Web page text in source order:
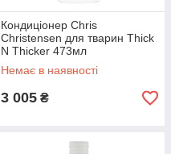
Кондиціонер Chris
Christensen для тварин Thick
N Thicker 473мл
Немає в наявності
3 005 ₴